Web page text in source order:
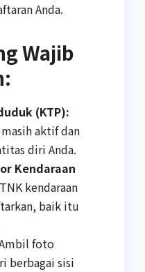
Anda.
Wajib
(KTP):
aktif dan
diri Anda.
Kendaraan
kendaraan
baik itu
foto
berbagai sisi